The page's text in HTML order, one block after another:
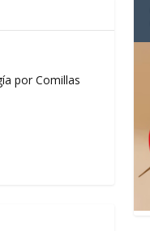
por Comillas